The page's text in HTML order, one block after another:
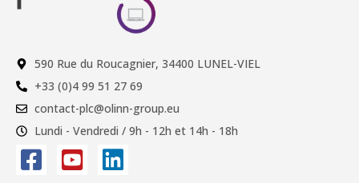
590 Rue du Roucagnier, 34400 LUNEL-VIEL
+33 (0)4 99 51 27 69
contact-plc@olinn-group.eu
Lundi - Vendredi / 9h - 12h et 14h - 18h